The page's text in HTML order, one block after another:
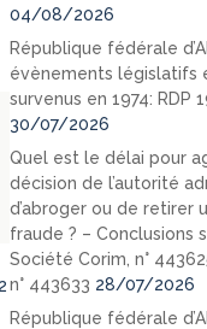
04/08/2026
République fédérale
évènements législatifs
survenus en 1974: RDP
30/07/2026
Quel est le délai pour
décision de l’autorité
d’abroger ou de retirer
fraude ? – Conclusions
Société Corim, n°
n° 443633 28/07/2026
République fédérale